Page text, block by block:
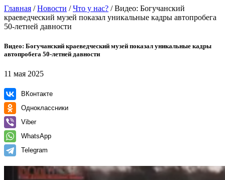
Главная /Новости /Что у нас? /Видео: Богучанский
краеведческий музей показал уникальные кадры автопробега
50-летней давности
Видео: Богучанский краеведческий музей показал уникальные кадры
автопробега 50-летней давности
11 мая 2025
ВКонтакте
Одноклассники
Viber
WhatsApp
Telegram